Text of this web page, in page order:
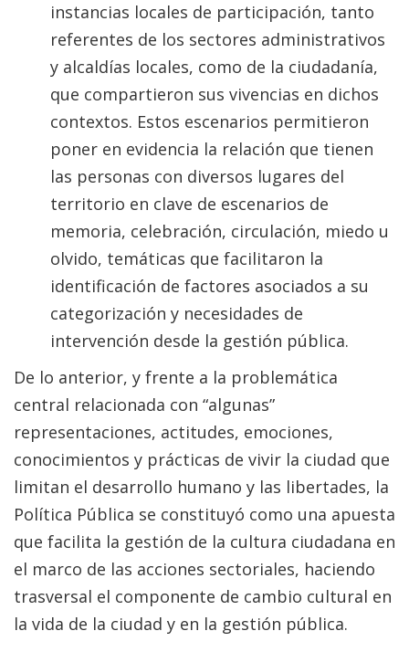
instancias locales de participación, tanto
referentes de los sectores administrativos
y alcaldías locales, como de la ciudadanía,
que compartieron sus vivencias en dichos
contextos. Estos escenarios permitieron
poner en evidencia la relación que tienen
las personas con diversos lugares del
territorio en clave de escenarios de
memoria, celebración, circulación, miedo u
olvido, temáticas que facilitaron la
identificación de factores asociados a su
categorización y necesidades de
intervención desde la gestión pública.
De lo anterior, y frente a la problemática
central relacionada con “algunas”
representaciones, actitudes, emociones,
conocimientos y prácticas de vivir la ciudad que
limitan el desarrollo humano y las libertades, la
Política Pública se constituyó como una apuesta
que facilita la gestión de la cultura ciudadana en
el marco de las acciones sectoriales, haciendo
trasversal el componente de cambio cultural en
la vida de la ciudad y en la gestión pública.